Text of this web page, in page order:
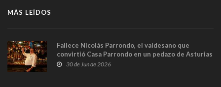
MÁS LEÍDOS
Fallece Nicolás Parrondo, el valdesano que
convirtió Casa Parrondo en un pedazo de Asturias
en Madrid
30 de Jun de 2026